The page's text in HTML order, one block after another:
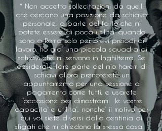
* Non accetto sollecitazioni da quelli
che cercano una posizione da schiavo
personale, a parte del fatto che mi
potete essere di poca utilita’ quando
sono a Roma solo per brevi preiodi di
lavoro, ho gia’ una piccola squadra di
schiavi che mi servono in Inghilterra. Se
desiderate fare parte del mio harem di
schiavi allora prenoterete un
appuntamento per una sessione a
pagamento come tutti, e usarete
l’occasione per dimostrarmi le vostre
capacita’ e utilita’, nonche’ il motivo per
cui voi siete diversi dalla centinia di
sfigati che mi chiedono la stessa cosa. ​